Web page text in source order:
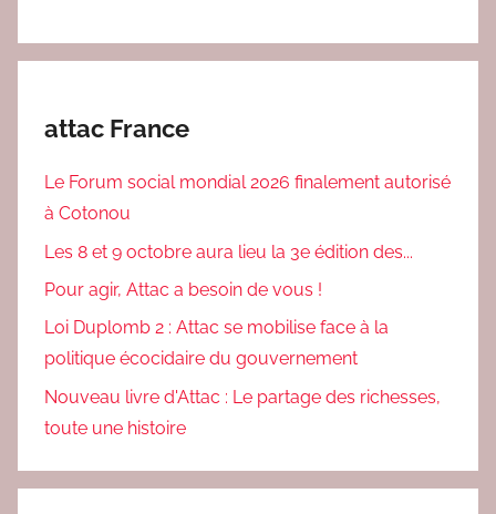
attac France
Le Forum social mondial 2026 finalement autorisé
à Cotonou
Les 8 et 9 octobre aura lieu la 3e édition des...
Pour agir, Attac a besoin de vous !
Loi Duplomb 2 : Attac se mobilise face à la
politique écocidaire du gouvernement
Nouveau livre d'Attac : Le partage des richesses,
toute une histoire